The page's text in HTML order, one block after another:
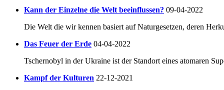
Kann der Einzelne die Welt beeinflussen? 09-04-2022
Die Welt die wir kennen basiert auf Naturgesetzen, deren
Das Feuer der Erde 04-04-2022
Tschernobyl in der Ukraine ist der Standort eines atomaren
Kampf der Kulturen 22-12-2021